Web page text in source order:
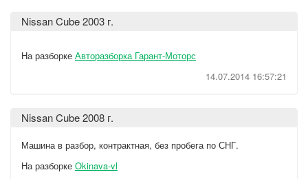
Nissan Cube 2003 г.
На разборке Авторазборка Гарант-Моторс
14.07.2014 16:57:21
Nissan Cube 2008 г.
Машина в разбор, контрактная, без пробега по СНГ.
На разборке Okinava-vl